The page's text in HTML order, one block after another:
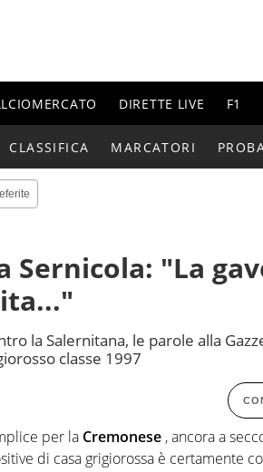
DIRETTE LIVE F1
CLASSIFICA MARCATORI
Sernicola: "La
la Salernitana, le parole alla
classe 1997
per la Cremonese , ancora a
di casa grigiorossa è certamente